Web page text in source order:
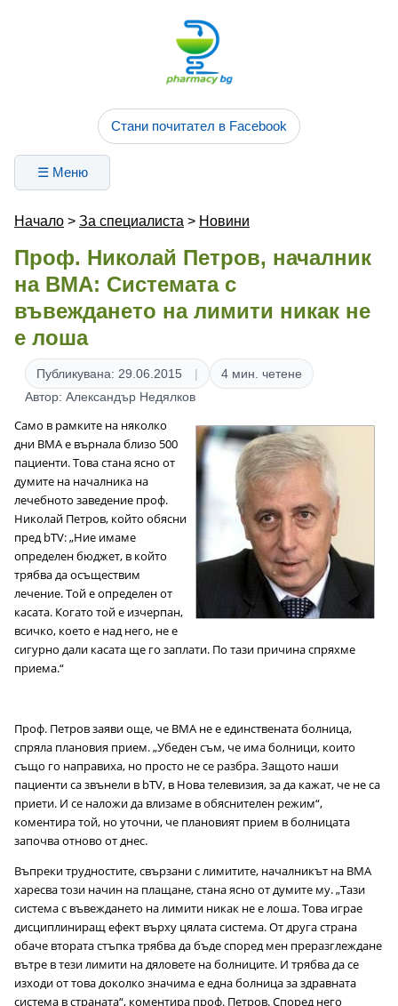
Стани почитател в Facebook
☰ Меню
Начало > За специалиста > Новини
Проф. Николай Петров, началник
на ВМА: Системата с
въвеждането на лимити никак не
е лоша
Публикувана: 29.06.2015
4 мин. четене
Автор: Александър Недялков
Само в рамките на няколко
дни ВМА е върнала близо 500
пациенти. Това стана ясно от
думите на началника на
лечебното заведение проф.
Николай Петров, който обясни
пред bTV: „Ние имаме
определен бюджет, в който
трябва да осъществим
лечение. Той е определен от
касата. Когато той е изчерпан,
всичко, което е над него, не е
сигурно дали касата ще го заплати. По тази причина спряхме
приема.“
Проф. Петров заяви още, че ВМА не е единствената болница,
спряла плановия прием. „Убеден съм, че има болници, които
също го направиха, но просто не се разбра. Защото наши
пациенти са звънели в bTV, в Нова телевизия, за да кажат, че не са
приети. И се наложи да влизаме в обяснителен режим“,
коментира той, но уточни, че плановият прием в болницата
започва отново от днес.
Въпреки трудностите, свързани с лимитите, началникът на ВМА
харесва този начин на плащане, стана ясно от думите му. „Тази
система с въвеждането на лимити никак не е лоша. Това играе
дисциплиниращ ефект върху цялата система. От друга страна
обаче втората стъпка трябва да бъде според мен преразглеждане
вътре в тези лимити на дяловете на болниците. И трябва да се
изходи от това доколко значима е една болница за здравната
система в страната“, коментира проф. Петров. Според него